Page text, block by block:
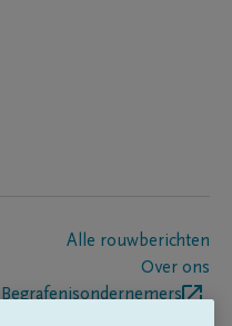
Alle rouwberichten
Over ons
Begrafenisondernemers